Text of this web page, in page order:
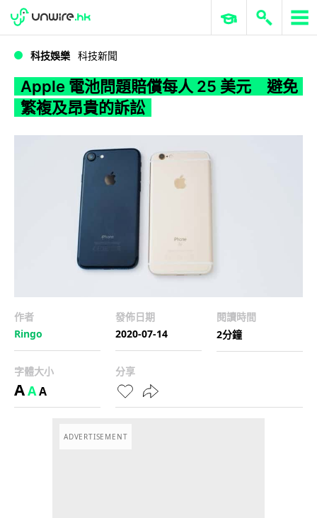
WWDC 2026 ERP 與商業 AI
科技娛樂 科技新聞
Apple 電池問題賠償每人 25 美元 避免
繁複及昂貴的訴訟
作者
Ringo
發佈日期
2020-07-14
閱讀時間
2分鐘
字體大小
AAA
分享
ADVERTISEMENT